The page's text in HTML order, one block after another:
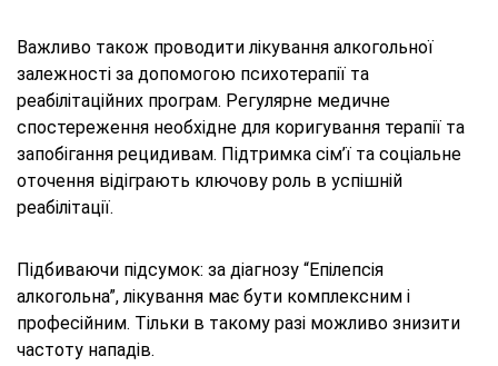
Важливо також проводити лікування алкогольної
залежності за допомогою психотерапії та
реабілітаційних програм. Регулярне медичне
спостереження необхідне для коригування терапії та
запобігання рецидивам. Підтримка сім’ї та соціальне
оточення відіграють ключову роль в успішній
реабілітації.
Підбиваючи підсумок: за діагнозу “Епілепсія
алкогольна”, лікування має бути комплексним і
професійним. Тільки в такому разі можливо знизити
частоту нападів.